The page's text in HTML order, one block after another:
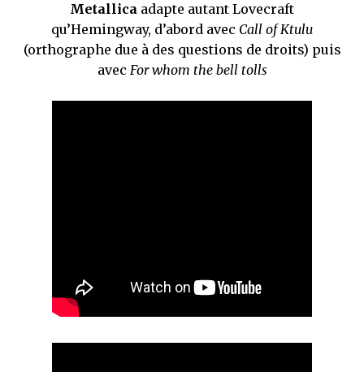
Metallica adapte autant Lovecraft
qu’Hemingway, d’abord avec Call of Ktulu
(orthographe due à des questions de droits) puis
avec For whom the bell tolls